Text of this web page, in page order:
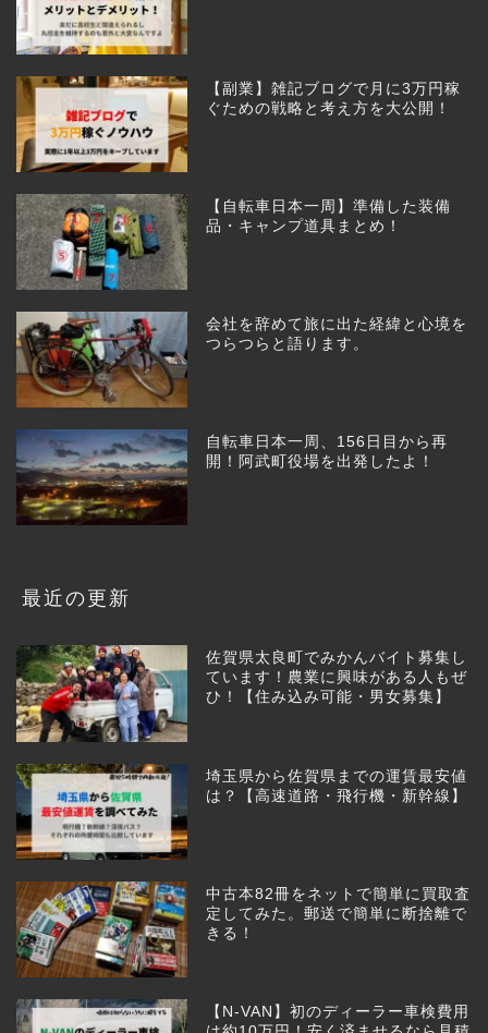
【副業】雑記ブログで月に3万円稼
ぐための戦略と考え方を大公開！
【自転車日本一周】準備した装備
品・キャンプ道具まとめ！
会社を辞めて旅に出た経緯と心境を
つらつらと語ります。
自転車日本一周、156日目から再
開！阿武町役場を出発したよ！
最近の更新
佐賀県太良町でみかんバイト募集し
ています！農業に興味がある人もぜ
ひ！【住み込み可能・男女募集】
埼玉県から佐賀県までの運賃最安値
は？【高速道路・飛行機・新幹線】
中古本82冊をネットで簡単に買取査
定してみた。郵送で簡単に断捨離で
きる！
【N-VAN】初のディーラー車検費用